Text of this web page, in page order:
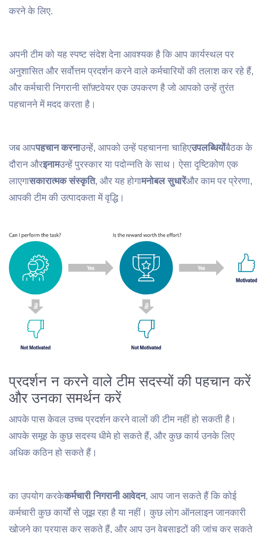
करने के लिए.
अपनी टीम को यह स्पष्ट संदेश देना आवश्यक है कि आप कार्यस्थल पर
अनुशासित और सर्वोत्तम प्रदर्शन करने वाले कर्मचारियों की तलाश कर रहे हैं,
और कर्मचारी निगरानी सॉफ़्टवेयर एक उपकरण है जो आपको उन्हें तुरंत
पहचानने में मदद करता है।
जब आपपहचान करनाउन्हें, आपको उन्हें पहचानना चाहिएउपलब्धियोंबैठक के
दौरान औरइनामउन्हें पुरस्कार या पदोन्नति के साथ। ऐसा दृष्टिकोण एक
लाएगासकारात्मक संस्कृति, और यह होगामनोबल सुधारेंऔर काम पर प्रेरणा,
आपकी टीम की उत्पादकता में वृद्धि।
प्रदर्शन न करने वाले टीम सदस्यों की पहचान करें
और उनका समर्थन करें
आपके पास केवल उच्च प्रदर्शन करने वालों की टीम नहीं हो सकती है।
आपके समूह के कुछ सदस्य धीमे हो सकते हैं, और कुछ कार्य उनके लिए
अधिक कठिन हो सकते हैं।
का उपयोग करकेकर्मचारी निगरानी आवेदन, आप जान सकते हैं कि कोई
कर्मचारी कुछ कार्यों से जूझ रहा है या नहीं। कुछ लोग ऑनलाइन जानकारी
खोजने का प्रयास कर सकते हैं, और आप उन वेबसाइटों की जांच कर सकते